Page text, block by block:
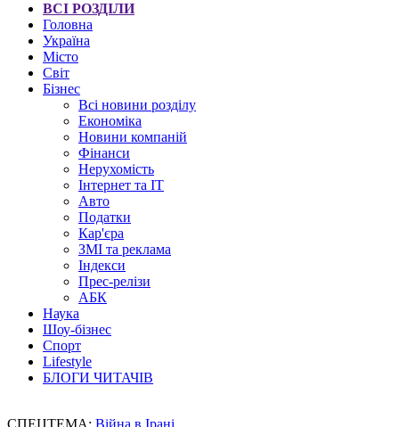
ВСІ РОЗДІЛИ
Головна
Україна
Місто
Світ
Бізнес
Всі новини розділу
Економіка
Новини компаній
Фінанси
Нерухомість
Інтернет та IT
Авто
Податки
Кар'єра
ЗМІ та реклама
Індекси
Прес-релізи
АБК
Наука
Шоу-бізнес
Спорт
Lifestyle
БЛОГИ ЧИТАЧІВ
СПЕЦТЕМА: Війна в Ірані